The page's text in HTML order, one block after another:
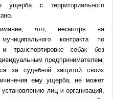
ущерба с территориального
что, несмотря на
контракта по
транспортировке собак без
предпринимателем,
за судебной защитой своих
ему ущерба, не может
лиц и организаций,